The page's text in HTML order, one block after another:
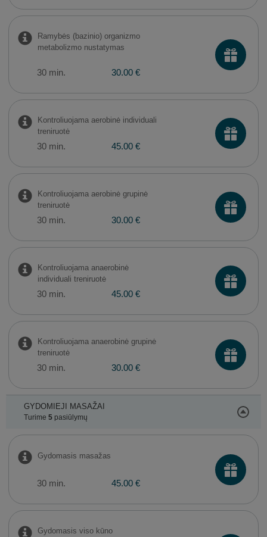
Ramybės (bazinio) organizmo
metabolizmo nustatymas
30 min. 30.00 €
Kontroliuojama aerobinė individuali
treniruotė
30 min. 45.00 €
Kontroliuojama aerobinė grupinė
treniruotė
30 min. 30.00 €
Kontroliuojama anaerobinė
individuali treniruotė
30 min. 45.00 €
Kontroliuojama anaerobinė grupinė
treniruotė
30 min. 30.00 €
GYDOMIEJI MASAŽAI
Turime 5pasiūlymų
Gydomasis masažas
30 min. 45.00 €
Gydomasis viso kūno